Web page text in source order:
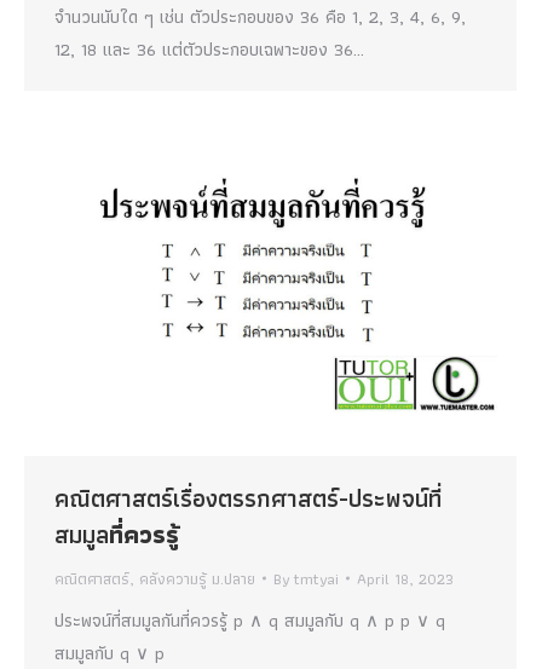
จำนวนนับใด ๆ เช่น ตัวประกอบของ 36 คือ 1, 2, 3, 4, 6, 9,
12, 18 และ 36 แต่ตัวประกอบเฉพาะของ 36…
คณิตศาสตร์เรื่องตรรกศาสตร์-ประพจน์ที่
สมมูลที่ควรรู้
คณิตศาสตร์, คลังความรู้ ม.ปลาย Bytmtyai April 18, 2023
ประพจน์ที่สมมูลกันที่ควรรู้ p ∧ q สมมูลกับ q ∧ p p ∨ q
สมมูลกับ q ∨ p